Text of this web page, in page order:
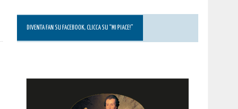
DIVENTA FAN SU FACEBOOK, CLICCA SU “MI PIACE!”